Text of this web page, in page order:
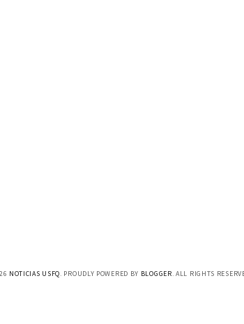
NOTICIAS USFQ. PROUDLY POWERED BY BLOGGER. ALL RIGHTS